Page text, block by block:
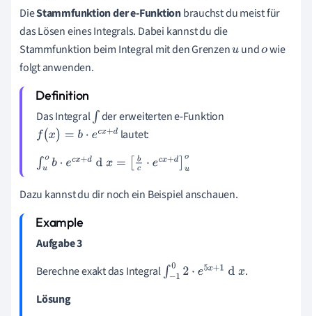
DieStammfunktion der e-Funktionbrauchst du meist für
das Lösen eines Integrals. Dabei kannst du die
Stammfunktion beim Integral mit den Grenzenu undowie
folgt anwenden.
Das Integral∫ der erweiterten e-Funktion
f(x)=b ·ec x+ d
lautet:
∫uob ·ecx+dd x= bc ·ec +d u o
Dazu kannst du dir noch ein Beispiel anschauen.
Aufgabe 3
Berechne exakt das Integral∫-10 2· e 5x+1dx
.
Lösung